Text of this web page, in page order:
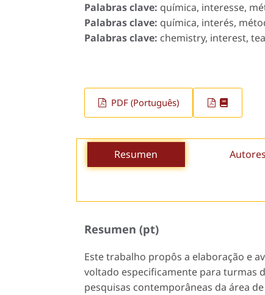
Palabras clave: química, interesse,
Palabras clave: química, interés,
Palabras clave: chemistry, interest,
PDF (Português)
Resumen
Resumen (pt)
Este trabalho propôs a elaboração e
voltado especificamente para turmas
pesquisas contemporâneas da área